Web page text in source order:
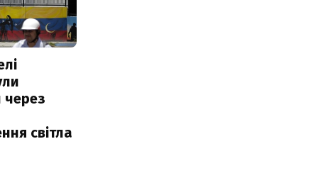
через
світла